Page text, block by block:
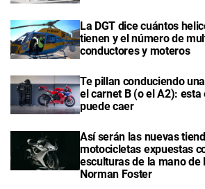
La DGT dice cuántos
tienen y el número de
conductores y moteros
Te pillan conduciendo
el carnet B (o el A2):
puede caer
Así serán las nuevas
motocicletas expuestas
esculturas de la mano de
Norman Foster